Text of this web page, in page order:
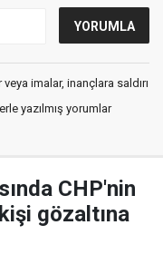
imalar, inançlara saldırı
yazılmış yorumlar
CHP'nin
gözaltına